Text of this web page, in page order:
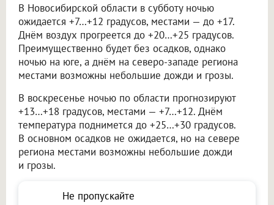
В Новосибирской области в субботу ночью
ожидается +7…+12 градусов, местами — до +17.
Днём воздух прогреется до +20…+25 градусов.
Преимущественно будет без осадков, однако
ночью на юге, а днём на северо-западе региона
местами возможны небольшие дожди и грозы.
В воскресенье ночью по области прогнозируют
+13…+18 градусов, местами — +7…+12. Днём
температура поднимется до +25…+30 градусов.
В основном осадков не ожидается, но на севере
региона местами возможны небольшие дожди
и грозы.
Не пропускайте